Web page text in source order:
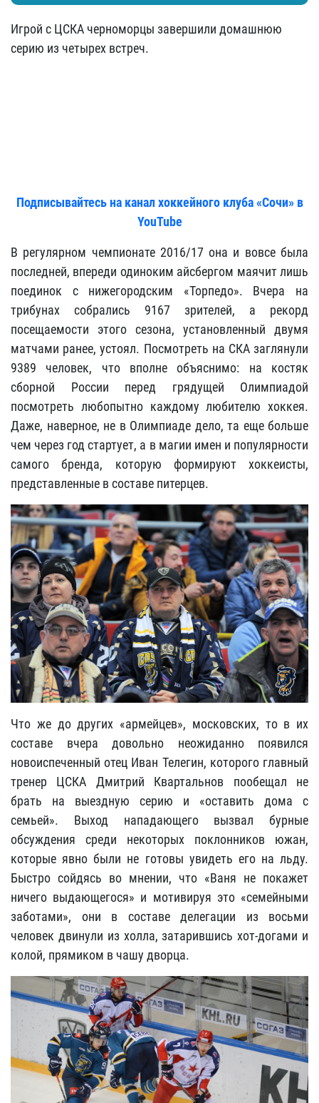
Игрой с ЦСКА черноморцы завершили домашнюю
серию из четырех встреч.
Подписывайтесь на канал хоккейного клуба «Сочи» в
YouTube
В регулярном чемпионате 2016/17 она и вовсе была
последней, впереди одиноким айсбергом маячит лишь
поединок с нижегородским «Торпедо». Вчера на
трибунах собрались 9167 зрителей, а рекорд
посещаемости этого сезона, установленный двумя
матчами ранее, устоял. Посмотреть на СКА заглянули
9389 человек, что вполне объяснимо: на костяк
сборной России перед грядущей Олимпиадой
посмотреть любопытно каждому любителю хоккея.
Даже, наверное, не в Олимпиаде дело, та еще больше
чем через год стартует, а в магии имен и популярности
самого бренда, которую формируют хоккеисты,
представленные в составе питерцев.
Что же до других «армейцев», московских, то в их
составе вчера довольно неожиданно появился
новоиспеченный отец Иван Телегин, которого главный
тренер ЦСКА Дмитрий Квартальнов пообещал не
брать на выездную серию и «оставить дома с
семьей». Выход нападающего вызвал бурные
обсуждения среди некоторых поклонников южан,
которые явно были не готовы увидеть его на льду.
Быстро сойдясь во мнении, что «Ваня не покажет
ничего выдающегося» и мотивируя это «семейными
заботами», они в составе делегации из восьми
человек двинули из холла, затарившись хот-догами и
колой, прямиком в чашу дворца.